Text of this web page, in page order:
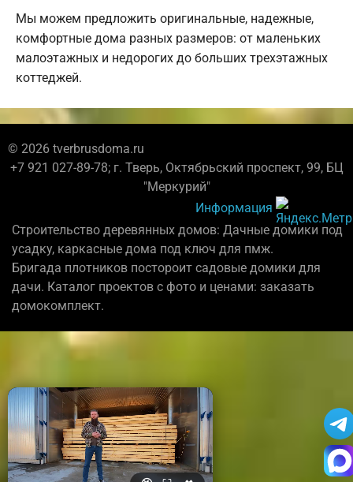
Мы можем предложить оригинальные, надежные,
комфортные дома разных размеров: от маленьких
малоэтажных и недорогих до больших трехэтажных
коттеджей.
© 2026 tverbrusdoma.ru
+7 921 027-89-78; г. Тверь, Октябрьский проспект, 99, БЦ
"Меркурий"
Информация
Строительство деревянных домов: Дачные домики под
усадку, каркасные дома под ключ для пмж.
Бригада плотников постороит садовые домики для
дачи. Каталог проектов с фото и ценами: заказать
домокомплект.